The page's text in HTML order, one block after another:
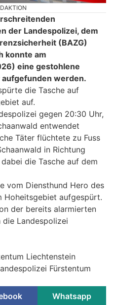
der Landespolizei, dem
(BAZG)
konnte am
eine gestohlene
werden.
die Tasche auf
auf.
gegen 20:30 Uhr,
entwendet
Täter flüchtete zu Fuss
in Richtung
die Tasche auf dem
vom Diensthund Hero des
Hoheitsgebiet aufgespürt.
der bereits alarmierten
Landespolizei
Liechtenstein
Fürstentum
Whatsapp